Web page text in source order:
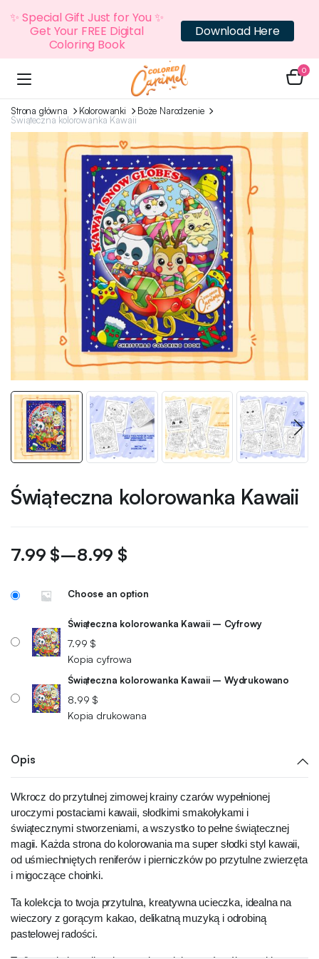
0
Strona główna Kolorowanki
Boże Narodzenie
Świąteczna kolorowanka Kawaii
Świąteczna kolorowanka Kawaii
7.99 $–8.99 $
Choose an option
Świąteczna kolorowanka Kawaii – Cyfrowy
7.99 $
Kopia cyfrowa
Świąteczna kolorowanka Kawaii – Wydrukowano
8.99 $
Kopia drukowana
Opis
Wkrocz do przytulnej zimowej krainy czarów wypełnionej
uroczymi postaciami kawaii, słodkimi smakołykami i
świątecznymi stworzeniami, a wszystko to pełne świątecznej
magii. Każda strona do kolorowania ma super słodki styl kawaii,
od uśmiechniętych reniferów i pierniczków po przytulne zwierzęta
i migoczące choinki.
Ta kolekcja to twoja przytulna, kreatywna ucieczka, idealna na
wieczory z gorącym kakao, delikatną muzyką i odrobiną
pastelowej radości.
✨ Special Gift Just for You ✨
Get Your FREE Digital
Coloring Book
Download Here